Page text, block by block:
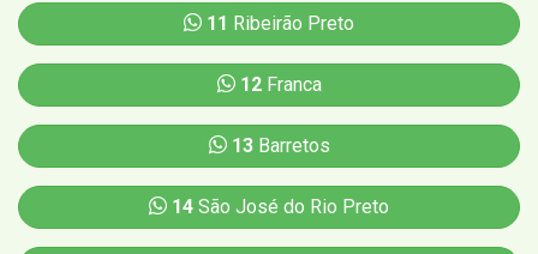
11 Ribeirão Preto
12Franca
13Barretos
14 São José do Rio Preto